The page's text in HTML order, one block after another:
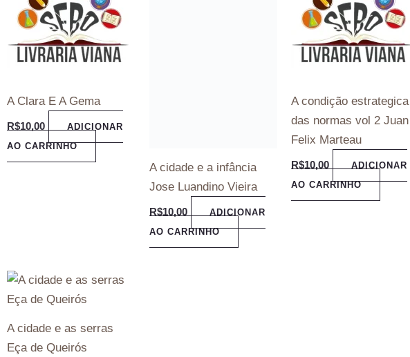
A Clara E A Gema
R$10,00
ADICIONAR
AO CARRINHO
A condição estrategica
das normas vol 2 Juan
Felix Marteau
R$10,00
ADICIONAR
AO CARRINHO
A cidade e as serras
Eça de Queirós
R$15,00
ADICIONAR
AO CARRINHO